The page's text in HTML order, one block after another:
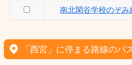
南北閑谷学校のぞみ
「西宮」に停まる路線のバ